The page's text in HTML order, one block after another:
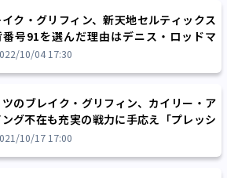
ク・グリフィン、新天地セルティックス
番号91を選んだ理由はデニス・ロッドマ
10/04 17:30
のブレイク・グリフィン、カイリー・ア
グ不在も充実の戦力に手応え「プレッシ
感じる必要はない」
10/17 17:00